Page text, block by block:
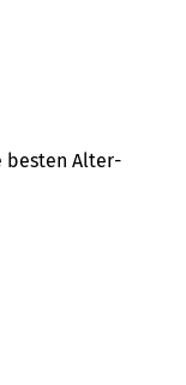
besten Alter­